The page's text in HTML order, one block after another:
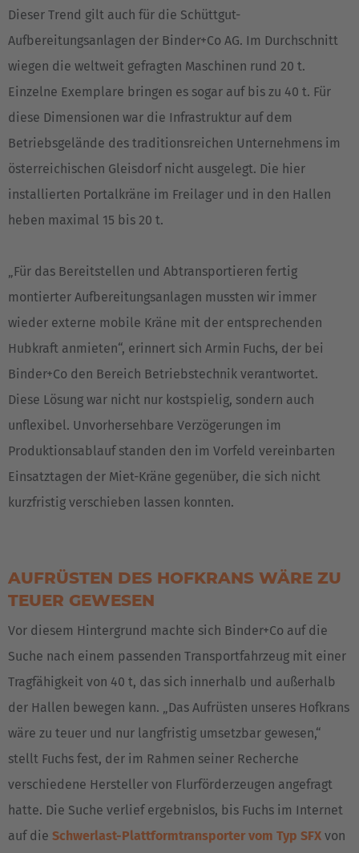
Dieser Trend gilt auch für die Schüttgut-
Aufbereitungsanlagen der Binder+Co AG. Im Durchschnitt
wiegen die weltweit gefragten Maschinen rund 20 t.
Einzelne Exemplare bringen es sogar auf bis zu 40 t. Für
diese Dimensionen war die Infrastruktur auf dem
Betriebsgelände des traditionsreichen Unternehmens im
österreichischen Gleisdorf nicht ausgelegt. Die hier
installierten Portalkräne im Freilager und in den Hallen
heben maximal 15 bis 20 t.
„Für das Bereitstellen und Abtransportieren fertig
montierter Aufbereitungsanlagen mussten wir immer
wieder externe mobile Kräne mit der entsprechenden
Hubkraft anmieten“, erinnert sich Armin Fuchs, der bei
Binder+Co den Bereich Betriebstechnik verantwortet.
Diese Lösung war nicht nur kostspielig, sondern auch
unflexibel. Unvorhersehbare Verzögerungen im
Produktionsablauf standen den im Vorfeld vereinbarten
Einsatztagen der Miet-Kräne gegenüber, die sich nicht
kurzfristig verschieben lassen konnten.
AUFRÜSTEN DES HOFKRANS WÄRE ZU
TEUER GEWESEN
Vor diesem Hintergrund machte sich Binder+Co auf die
Suche nach einem passenden Transportfahrzeug mit einer
Tragfähigkeit von 40 t, das sich innerhalb und außerhalb
der Hallen bewegen kann. „Das Aufrüsten unseres Hofkrans
wäre zu teuer und nur langfristig umsetzbar gewesen,“
stellt Fuchs fest, der im Rahmen seiner Recherche
verschiedene Hersteller von Flurförderzeugen angefragt
hatte. Die Suche verlief ergebnislos, bis Fuchs im Internet
auf die Schwerlast-Plattformtransporter vom Typ SFX von